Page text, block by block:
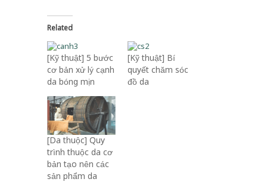
Related
[Kỹ thuật] 5 bước
cơ bản xử lý cạnh
da bóng mịn
[Kỹ thuật] Bí
quyết chăm sóc
đồ da
[Da thuộc] Quy
trình thuộc da cơ
bản tạo nên các
sản phẩm da